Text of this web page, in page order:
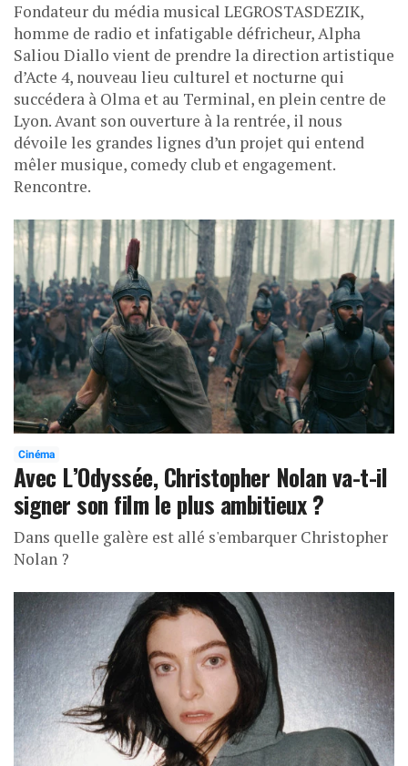
Fondateur du média musical LEGROSTASDEZIK,
homme de radio et infatigable défricheur, Alpha
Saliou Diallo vient de prendre la direction artistique
d’Acte 4, nouveau lieu culturel et nocturne qui
succédera à Olma et au Terminal, en plein centre de
Lyon. Avant son ouverture à la rentrée, il nous
dévoile les grandes lignes d’un projet qui entend
mêler musique, comedy club et engagement.
Rencontre.
Cinéma
Avec L’Odyssée, Christopher Nolan va-t-il
signer son film le plus ambitieux ?
Dans quelle galère est allé s'embarquer Christopher
Nolan ?